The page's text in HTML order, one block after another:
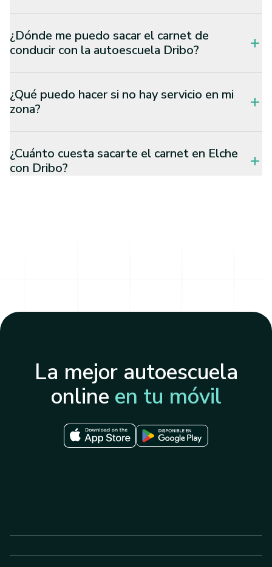
¿Dónde me puedo sacar el carnet de
conducir con la autoescuela Dribo?
add
¿Qué puedo hacer si no hay servicio en mi
zona?
add
¿Cuánto cuesta sacarte el carnet en Elche
con Dribo?
add
La mejor autoescuela
online en tu móvil